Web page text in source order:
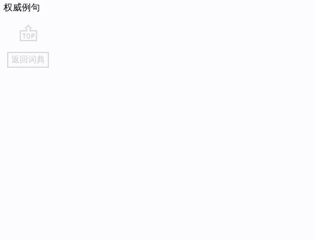
权威例句
go
top
返回词典